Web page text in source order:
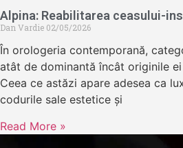
Alpina: Reabilitarea ceasului-
Dan Vardie 02/05/2026
În orologeria contemporană,
atât de dominantă încât originile
Ceea ce astăzi apare adesea ca
codurile sale estetice și
Read More »